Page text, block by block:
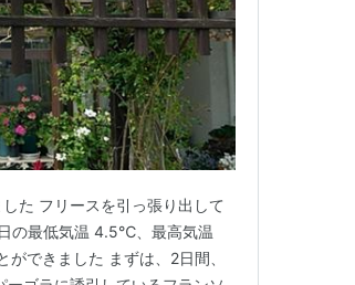
・・
た フリースを引っ張り出して
の最低気温 4.5℃、最高気温
できました まずは、2日間、